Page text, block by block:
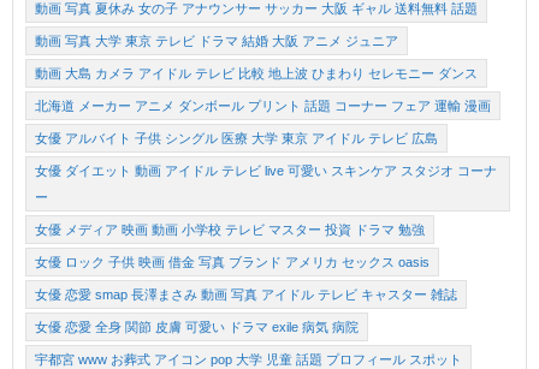
動画 写真 夏休み 女の子 アナウンサー サッカー 大阪 ギャル 送料無料 話題
動画 写真 大学 東京 テレビ ドラマ 結婚 大阪 アニメ ジュニア
動画 大島 カメラ アイドル テレビ 比較 地上波 ひまわり セレモニー ダンス
北海道 メーカー アニメ ダンボール プリント 話題 コーナー フェア 運輸 漫画
女優 アルバイト 子供 シングル 医療 大学 東京 アイドル テレビ 広島
女優 ダイエット 動画 アイドル テレビ live 可愛い スキンケア スタジオ コーナ
ー
女優 メディア 映画 動画 小学校 テレビ マスター 投資 ドラマ 勉強
女優 ロック 子供 映画 借金 写真 ブランド アメリカ セックス oasis
女優 恋愛 smap 長澤まさみ 動画 写真 アイドル テレビ キャスター 雑誌
女優 恋愛 全身 関節 皮膚 可愛い ドラマ exile 病気 病院
宇都宮 www お葬式 アイコン pop 大学 児童 話題 プロフィール スポット